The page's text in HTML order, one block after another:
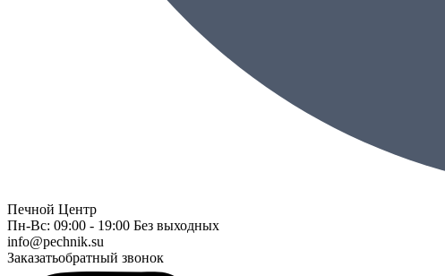
Печной Центр
Пн-Вс: 09:00 - 19:00 Без выходных
info@pechnik.su
Заказатьобратный звонок